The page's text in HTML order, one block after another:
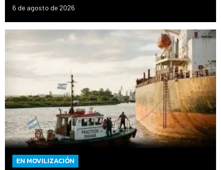
6 de agosto de 2026
EN MOVILIZACIÓN